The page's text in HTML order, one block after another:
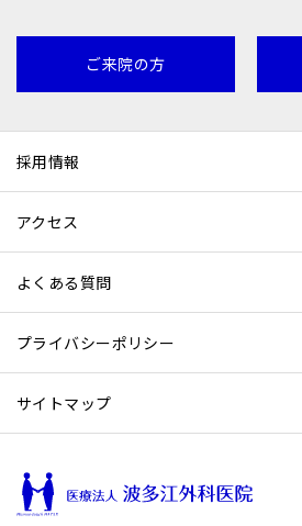
ご来院の方
採用情報
アクセス
よくある質問
プライバシーポリシー
サイトマップ